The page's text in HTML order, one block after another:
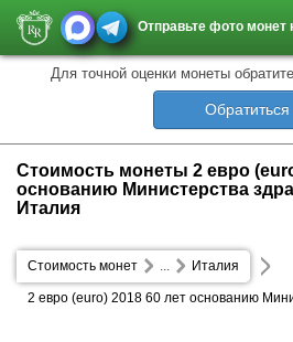
Отправьте фото монет
Для точной оценки монеты
Обратиться
Стоимость монеты 2 евро
основанию Министерства
Италия
Стоимость монет Италия
...
2 евро (euro) 2018 60 лет основанию